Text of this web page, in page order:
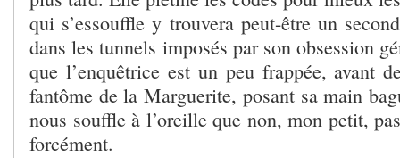
qui s’essouffle y trouvera peut-être un
dans les tunnels imposés par son obsession
que l’enquêtrice est un peu frappée, avant
fantôme de la Marguerite, posant sa main
nous souffle à l’oreille que non, mon petit,
forcément.